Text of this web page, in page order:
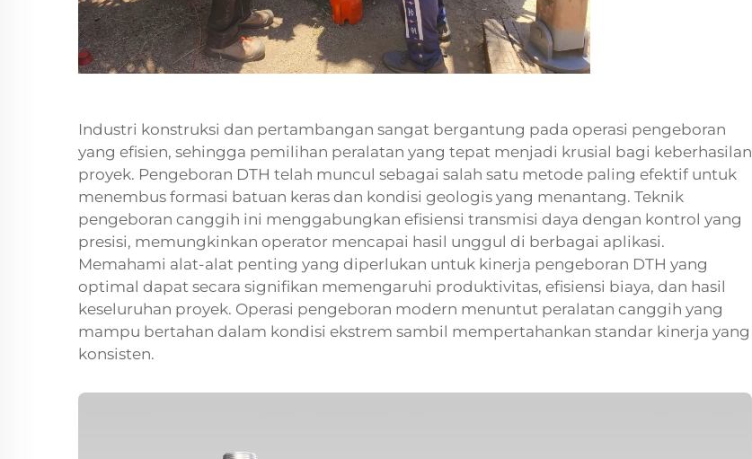
Industri konstruksi dan pertambangan sangat bergantung pada operasi pengeboran
yang efisien, sehingga pemilihan peralatan yang tepat menjadi krusial bagi keberhasilan
proyek. Pengeboran DTH telah muncul sebagai salah satu metode paling efektif untuk
menembus formasi batuan keras dan kondisi geologis yang menantang. Teknik
pengeboran canggih ini menggabungkan efisiensi transmisi daya dengan kontrol yang
presisi, memungkinkan operator mencapai hasil unggul di berbagai aplikasi.
Memahami alat-alat penting yang diperlukan untuk kinerja pengeboran DTH yang
optimal dapat secara signifikan memengaruhi produktivitas, efisiensi biaya, dan hasil
keseluruhan proyek. Operasi pengeboran modern menuntut peralatan canggih yang
mampu bertahan dalam kondisi ekstrem sambil mempertahankan standar kinerja yang
konsisten.